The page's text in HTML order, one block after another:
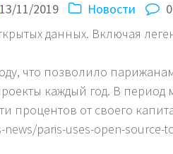
13/11/2019 Новости
0
данных. Включая
что позволило
каждый год. В период
процентов от своего
paris-uses-open-source-